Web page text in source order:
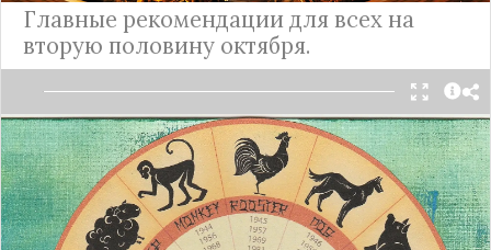
Главные рекомендации для всех на
вторую половину октября.
Две финальные недели октября — идеальное
время для того, чтобы раскрыть свой потенциал
и обозначить новые цели.
Подробнее